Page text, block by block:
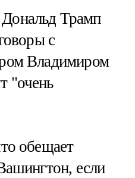
Трамп
с
Владимиром
"очень
обещает
если